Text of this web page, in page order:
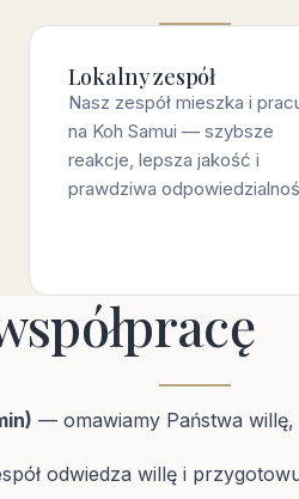
Lokalny zespół
Nasz zespół mieszka i
na Koh Samui — szybsze
reakcje, lepsza jakość i
prawdziwa
— omawiamy Państwa
odwiedza willę i